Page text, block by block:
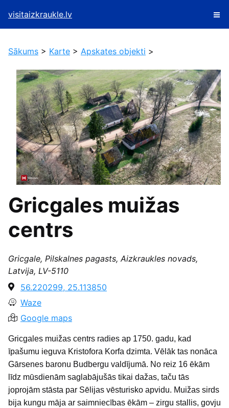
visitaizkraukle.lv
Sākums > Karte > Apskates objekti >
Gricgales muižas
centrs
Gricgale, Pilskalnes pagasts, Aizkraukles novads,
Latvija, LV-5110
56.220299, 25.113850
Waze
Google maps
Gricgales muižas centrs radies ap 1750. gadu, kad
īpašumu ieguva Kristofora Korfa dzimta. Vēlāk tas nonāca
Gārsenes baronu Budbergu valdījumā. No reiz 16 ēkām
līdz mūsdienām saglabājušās tikai dažas, taču tās
joprojām stāsta par Sēlijas vēsturisko apvidu. Muižas sirds
bija kungu māja ar saimniecības ēkām – zirgu stallis, govju